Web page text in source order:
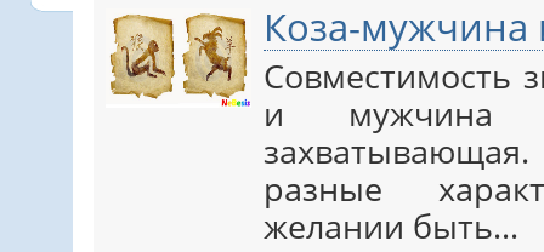
Коза-
Совместимость
и мужчина
разные
желании быть…